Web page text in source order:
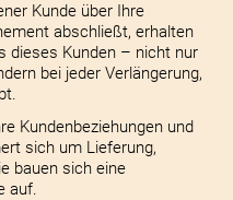
Kunde über Ihre
abschließt, erhalten
dieses Kunden – nicht nur
bei jeder Verlängerung,
Kundenbeziehungen und
sich um Lieferung,
bauen sich eine
auf.